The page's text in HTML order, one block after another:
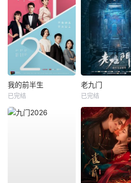
我的前半生
已完结
老九门
已完结